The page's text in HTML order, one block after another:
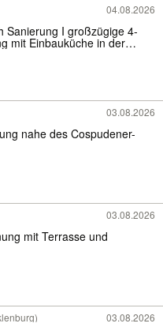
04.08.2026
Sanierung I großzügige 4-
mit Einbauküche in der
03.08.2026
nahe des Cospudener-
03.08.2026
mit Terrasse und
03.08.2026